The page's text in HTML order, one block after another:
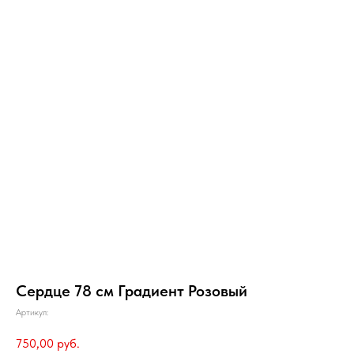
Сердце 78 см Градиент Розовый
Артикул:
750,00 руб.